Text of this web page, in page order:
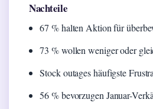
Nachteile
67 % halten Aktion für
73 % wollen weniger oder
Stock outages häufigste
56 % bevorzugen Januar-